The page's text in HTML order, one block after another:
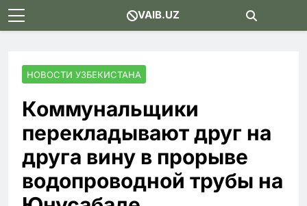
Skip
to
VAIB.UZ
НОВОСТИ УЗБЕКИСТАНА
Коммунальщики
перекладывают друг на
друга вину в прорыве
водопроводной трубы на